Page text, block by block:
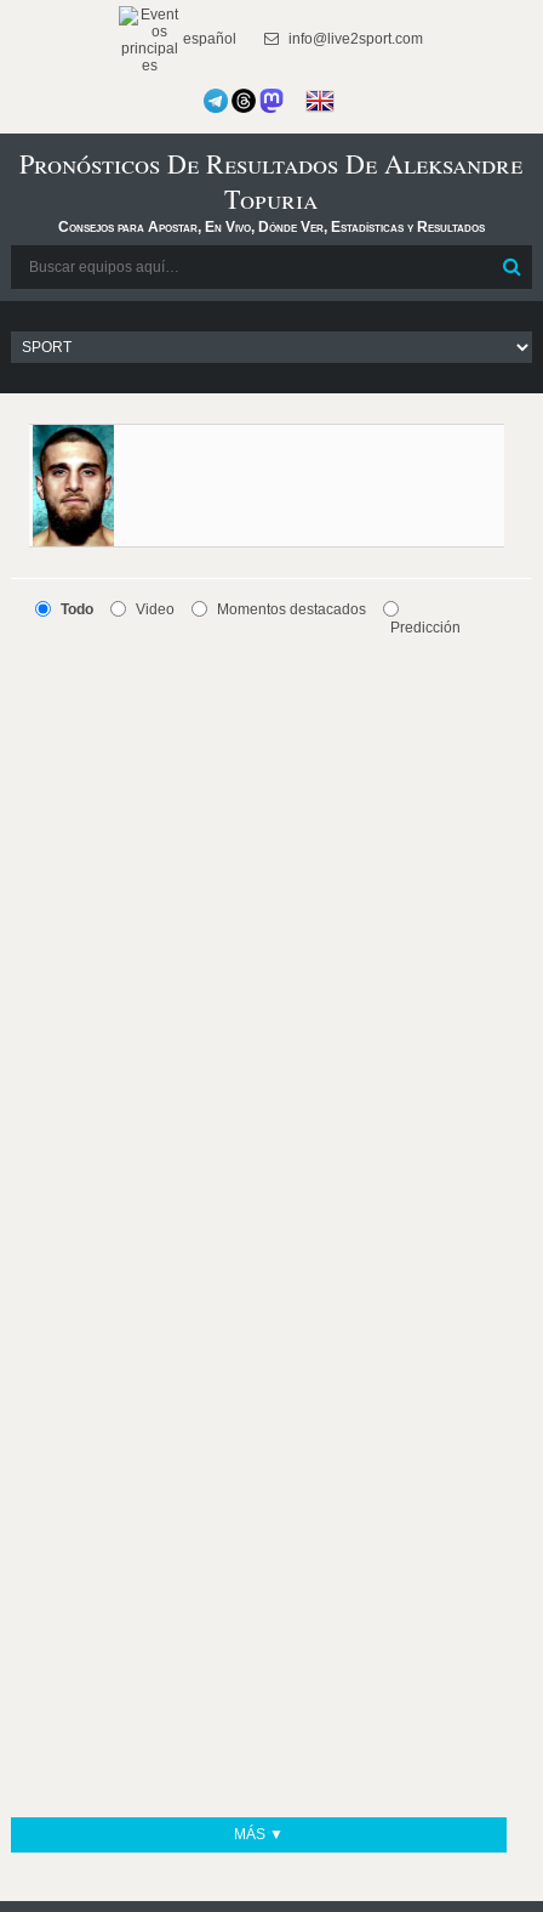
español info@live2sport.com
Pronósticos De Resultados De Aleksandre
Topuria
Consejos para Apostar, En Vivo, Dónde Ver, Estadísticas y Resultados
Todo Video
Momentos destacados
Predicción
MÁS ▼